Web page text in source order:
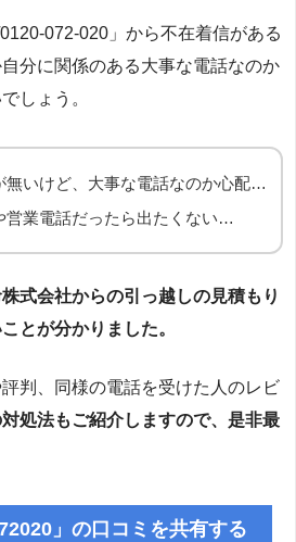
072-020」から不在着信がある
分に関係のある大事な電話なのか
しょう。
無いけど、大事な電話なのか心配…
営業電話だったら出たくない…
式会社からの引っ越しの見積もり
とが分かりました。
判、同様の電話を受けた人のレビ
処法もご紹介しますので、是非最
」の口コミを共有する